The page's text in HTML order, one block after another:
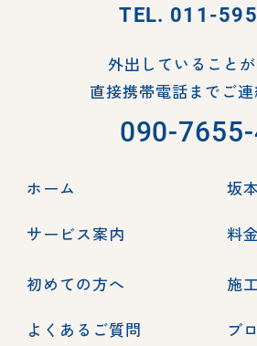
TEL. 011-
外出していることが
直接携帯電話までご連
090-
ホーム
坂
サービス案内
料
初めての方へ
施
よくあるご質問
ブ